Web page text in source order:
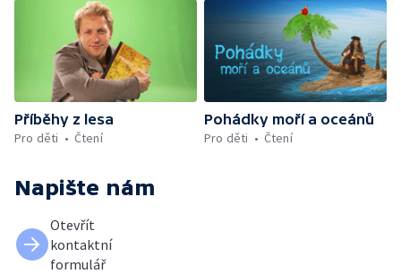
Příběhy z lesa
Pro děti
Čtení
Pohádky moří a oceánů
Pro děti
Čtení
Napište nám
Otevřít
kontaktní
formulář